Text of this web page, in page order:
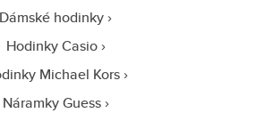
Dámské hodinky
Hodinky Casio
Michael Kors
Náramky Guess